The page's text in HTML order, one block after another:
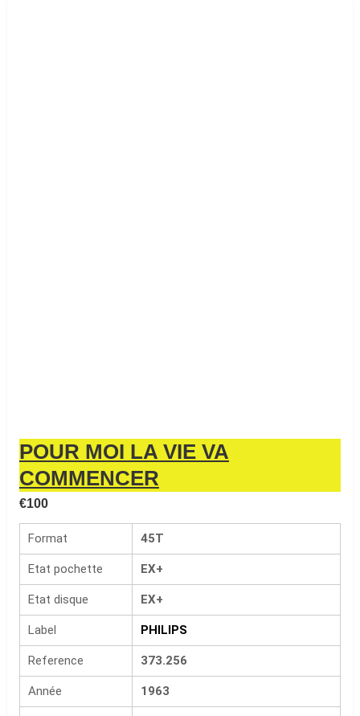
POUR MOI LA VIE VA
COMMENCER
€100
Format 45T
Etat pochette EX+
Etat disque EX+
Label PHILIPS
Reference 373.256
Année 1963